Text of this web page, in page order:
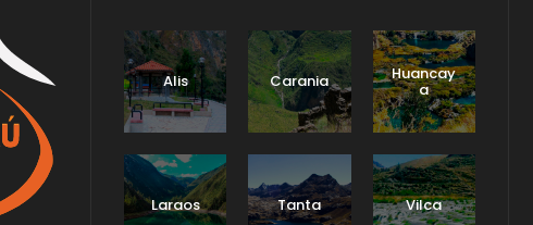
Alis Carania Huancay
a
Laraos Tanta Vilca